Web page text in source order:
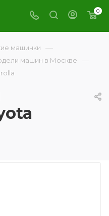
0
машинки —
машин в Москве —